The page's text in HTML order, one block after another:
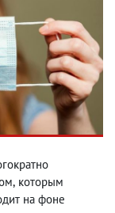
, которым
на фоне